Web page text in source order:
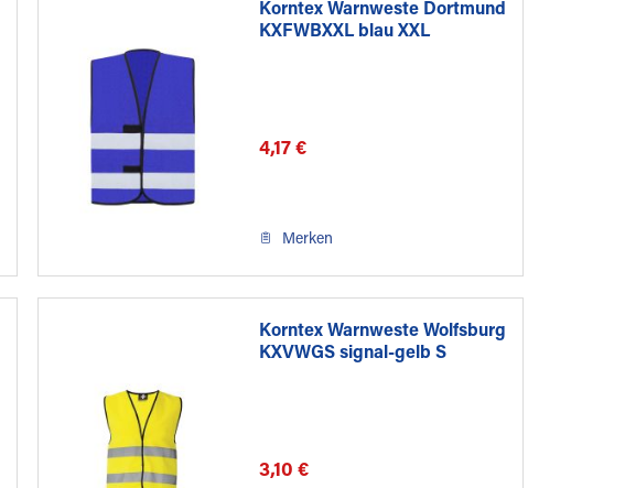
Korntex Warnweste Dortmund
KXFWBXXL blau XXL
4,17 €
Merken
Korntex Warnweste Wolfsburg
KXVWGS signal-gelb S
3,10 €